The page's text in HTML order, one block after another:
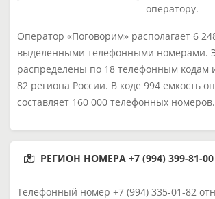
оператору.
Оператор «Поговорим» располагает 6
выделенными телефонными номерами.
распределены по 18 телефонным кодам
82 региона России. В коде 994 емкость
составляет 160 000 телефонных номеров.
РЕГИОН НОМЕРА +7 (994) 399-81-00
Телефонный номер +7 (994) 335-01-82